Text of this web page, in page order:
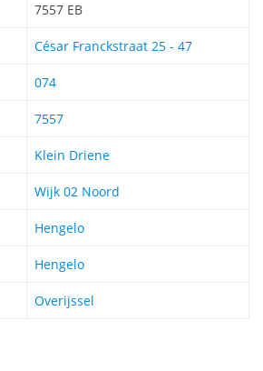
7557 EB
César Franckstraat 25 - 47
074
7557
Klein Driene
Wijk 02 Noord
Hengelo
Hengelo
Overijssel